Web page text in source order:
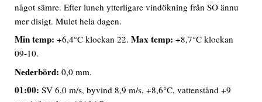
något sämre. Efter lunch ytterligare vindökning från SO ännu
mer disigt. Mulet hela dagen.
Min temp: +6,4°C klockan 22.Max temp: +8,7°C klockan
09-10.
Nederbörd: 0,0 mm.
01:00: SV 6,0 m/s, byvind 8,9 m/s, +8,6°C, vattenstånd +9